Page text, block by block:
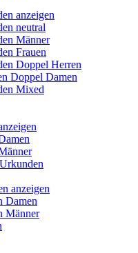
anzeigen
neutral
Männer
Frauen
Doppel Herren
Doppel Damen
Mixed
anzeigen
Damen
Männer